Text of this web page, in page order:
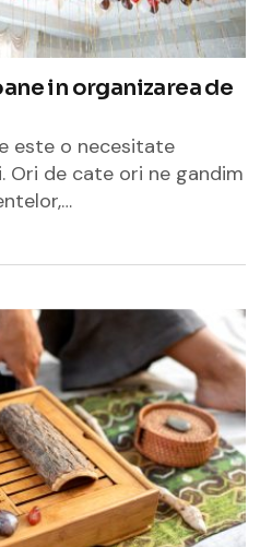
in organizarea de
este o necesitate
Ori de cate ori ne gandim